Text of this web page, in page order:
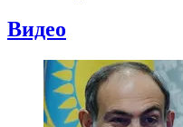
Видео